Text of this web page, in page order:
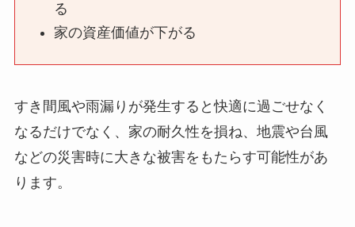
る
家の資産価値が下がる
すき間風や雨漏りが発生すると快適に過ごせなく
なるだけでなく、家の耐久性を損ね、地震や台風
などの災害時に大きな被害をもたらす可能性があ
ります。